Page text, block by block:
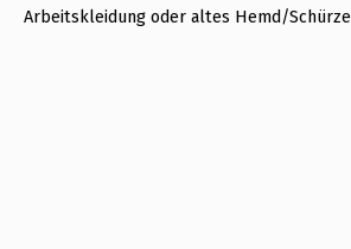
Arbeitskleidung oder altes Hemd/Schürze